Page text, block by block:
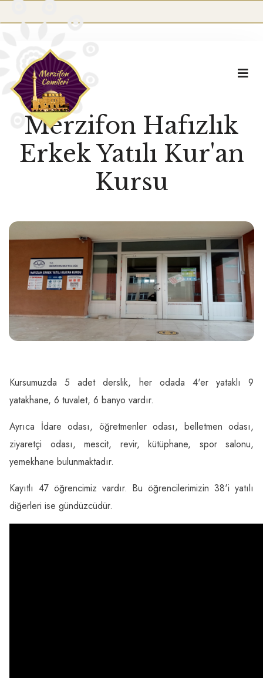
Merzifon Hafızlık
Erkek Yatılı Kur'an
Kursu
Kursumuzda 5 adet derslik, her odada 4'er yataklı 9
yatakhane, 6 tuvalet, 6 banyo vardır.
Ayrıca İdare odası, öğretmenler odası, belletmen odası,
ziyaretçi odası, mescit, revir, kütüphane, spor salonu,
yemekhane bulunmaktadır.
Kayıtlı 47 öğrencimiz vardır. Bu öğrencilerimizin 38'i yatılı
diğerleri ise gündüzcüdür.